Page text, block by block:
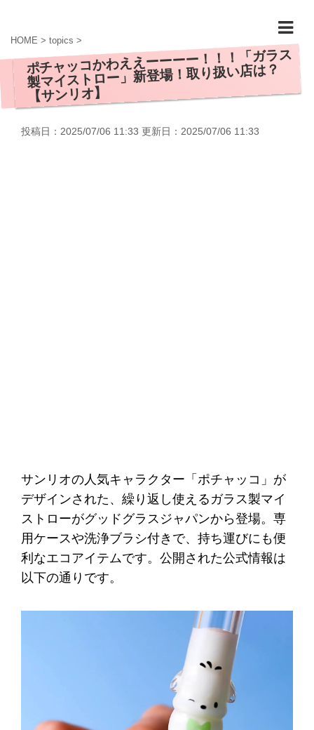
HOME > topics >
ポチャッコかわええーーーー！！！「ガラス
製マイストロー」新登場！取り扱い店は？
【サンリオ】
投稿日：2025/07/06 11:33 更新日： 2025/07/06 11:33
サンリオの人気キャラクター「ポチャッコ」が
デザインされた、繰り返し使えるガラス製マイ
ストローがグッドグラスジャパンから登場。専
用ケースや洗浄ブラシ付きで、持ち運びにも便
利なエコアイテムです。公開された公式情報は
以下の通りです。